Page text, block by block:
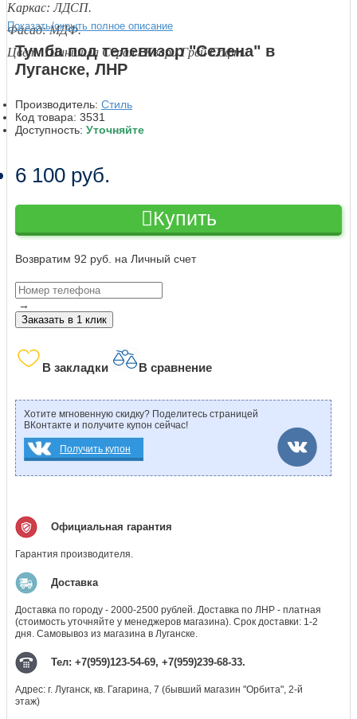
Каркас: ЛДСП.
Фасад: МДФ.
Цвет: Шиншила Серая / Кварц Грей Софт.
Показать/скрыть полное описание
Тумба под телевизор "Селена" в
Луганске, ЛНР
Производитель: Стиль
Код товара: 3531
Доступность: Уточняйте
6 100 руб.
Купить
Возвратим 92 руб. на Личный счет
→
Заказать в 1 клик
В закладки В сравнение
Хотите мгновенную скидку? Поделитесь страницей
ВКонтакте и получите купон сейчас!
Получить купон
Официальная гарантия
Гарантия производителя.
Доставка
Доставка по городу - 2000-2500 рублей. Доставка по ЛНР - платная
(стоимость уточняйте у менеджеров магазина). Срок доставки: 1-2
дня. Самовывоз из магазина в Луганске.
Тел: +7(959)123-54-69, +7(959)239-68-33.
Адрес: г. Луганск, кв. Гагарина, 7 (бывший магазин "Орбита", 2-й
этаж)